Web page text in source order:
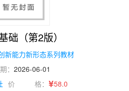
础（第2版）
新能力新形态系列教材
： 2026-06-01
价 格：
58.0